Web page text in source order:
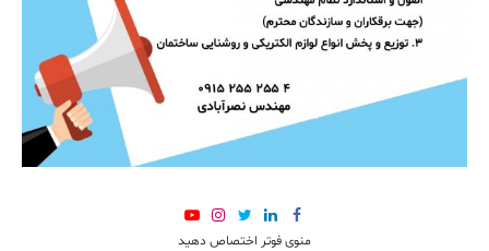
منوی فوتر اختصاص دهید